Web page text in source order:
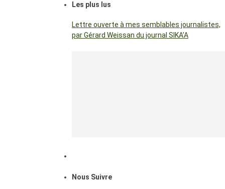
Les plus lus
Lettre ouverte à mes semblables journalistes,
par Gérard Weissan du journal SIKA’A
Nous Suivre